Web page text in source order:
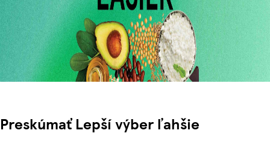
Preskúmať Lepší výber ľahšie